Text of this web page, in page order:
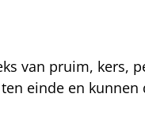
van pruim, kers,
einde en